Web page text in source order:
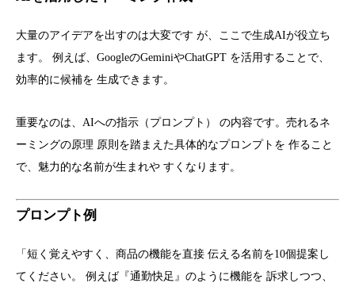
大量のアイデアを出すのは大変です が、ここで生成AIが役立ち
ます。 例えば、GoogleのGeminiやChatGPT を活用することで、
効率的に候補を 生成できます。
重要なのは、AIへの指示（プロンプト） の内容です。売れるネ
ーミングの原理 原則を踏まえた具体的なプロンプトを 作ること
で、魅力的な名前が生まれや すくなります。
プロンプト例
「短く覚えやすく、商品の機能を直接 伝える名前を10個提案し
てください。 例えば『通勤快足』のように機能を 訴求しつつ、